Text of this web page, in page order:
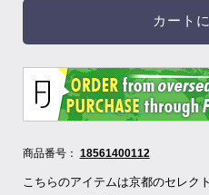
カート
商品番号： 18561400112
こちらのアイテムは京都のセレク